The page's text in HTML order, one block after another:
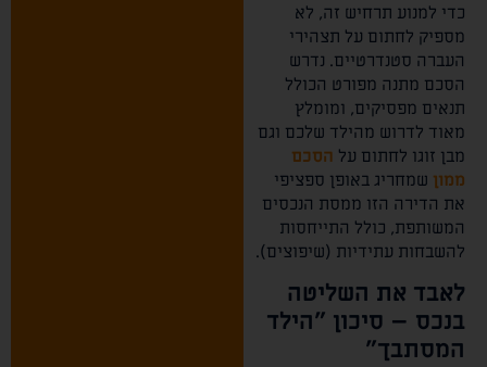
כדי למנוע תרחיש זה, לא
מספיק לחתום על תצהירי
העברה סטנדרטיים. נדרש
הסכם מתנה מפורט הכולל
תנאים מפסיקים, ומומלץ
מאוד לדרוש מהילד שלכם וגם
מבן זוגו לחתום על הסכם
ממוןשמחריג באופן ספציפי
את הדירה הזו ממסת הנכסים
המשותפת, כולל התייחסות
להשבחות עתידיות (שיפוצים).
לאבד את השליטה
בנכס – סיכון "הילד
המסתבך"